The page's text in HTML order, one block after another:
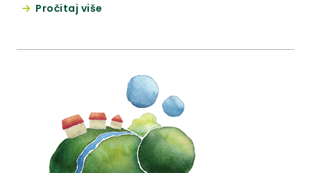
udruga na području KZŽ za 2015. godinu.
Pročitaj više